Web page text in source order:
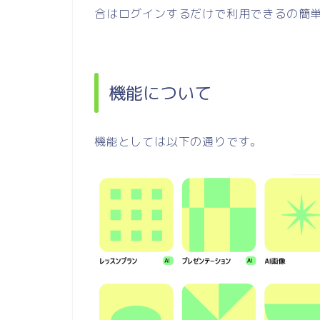
合はログインするだけで利用できるの簡
機能について
機能としては以下の通りです。